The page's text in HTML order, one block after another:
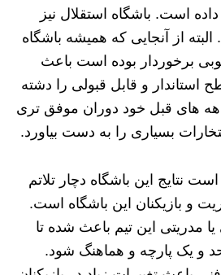
است. باشگاه استقلال نیز
از آنجایی که همیشه باشگاه
برخوردار بوده است باعث
و قابل قبولی را دشته
های قبل خود دوران موفق تری
بسیاری را به دست بیاورد.
نتایج این باشگاه دچار تلاتم
و بازیکنان این باشگاه است.
یا مدریتی این تیم باعث شده تا
و یک پارچه و هماهنگ شود.